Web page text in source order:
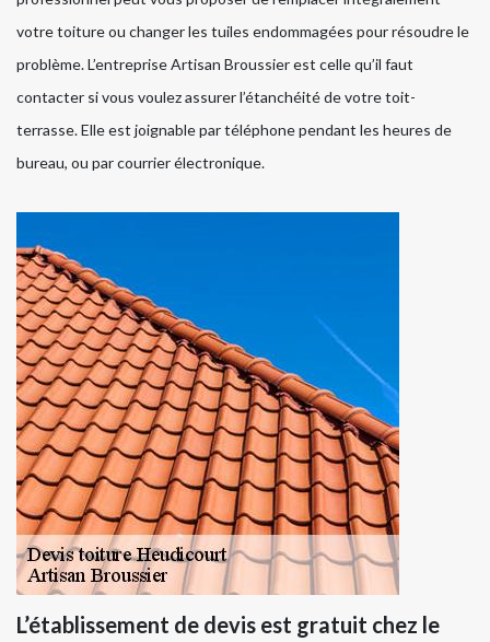
votre toiture ou changer les tuiles endommagées pour résoudre le
problème. L’entreprise Artisan Broussier est celle qu’il faut
contacter si vous voulez assurer l’étanchéité de votre toit-
terrasse. Elle est joignable par téléphone pendant les heures de
bureau, ou par courrier électronique.
L’établissement de devis est gratuit chez le